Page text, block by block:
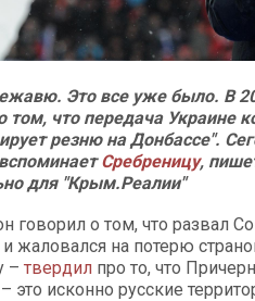
Это все уже было. В
том, что передача Украине
резню на Донбассе".
Сребреницу,
для "Крым.Реалии"
говорил о том, что развал
жаловался на потерю
– твердил про то, что
это исконно русские